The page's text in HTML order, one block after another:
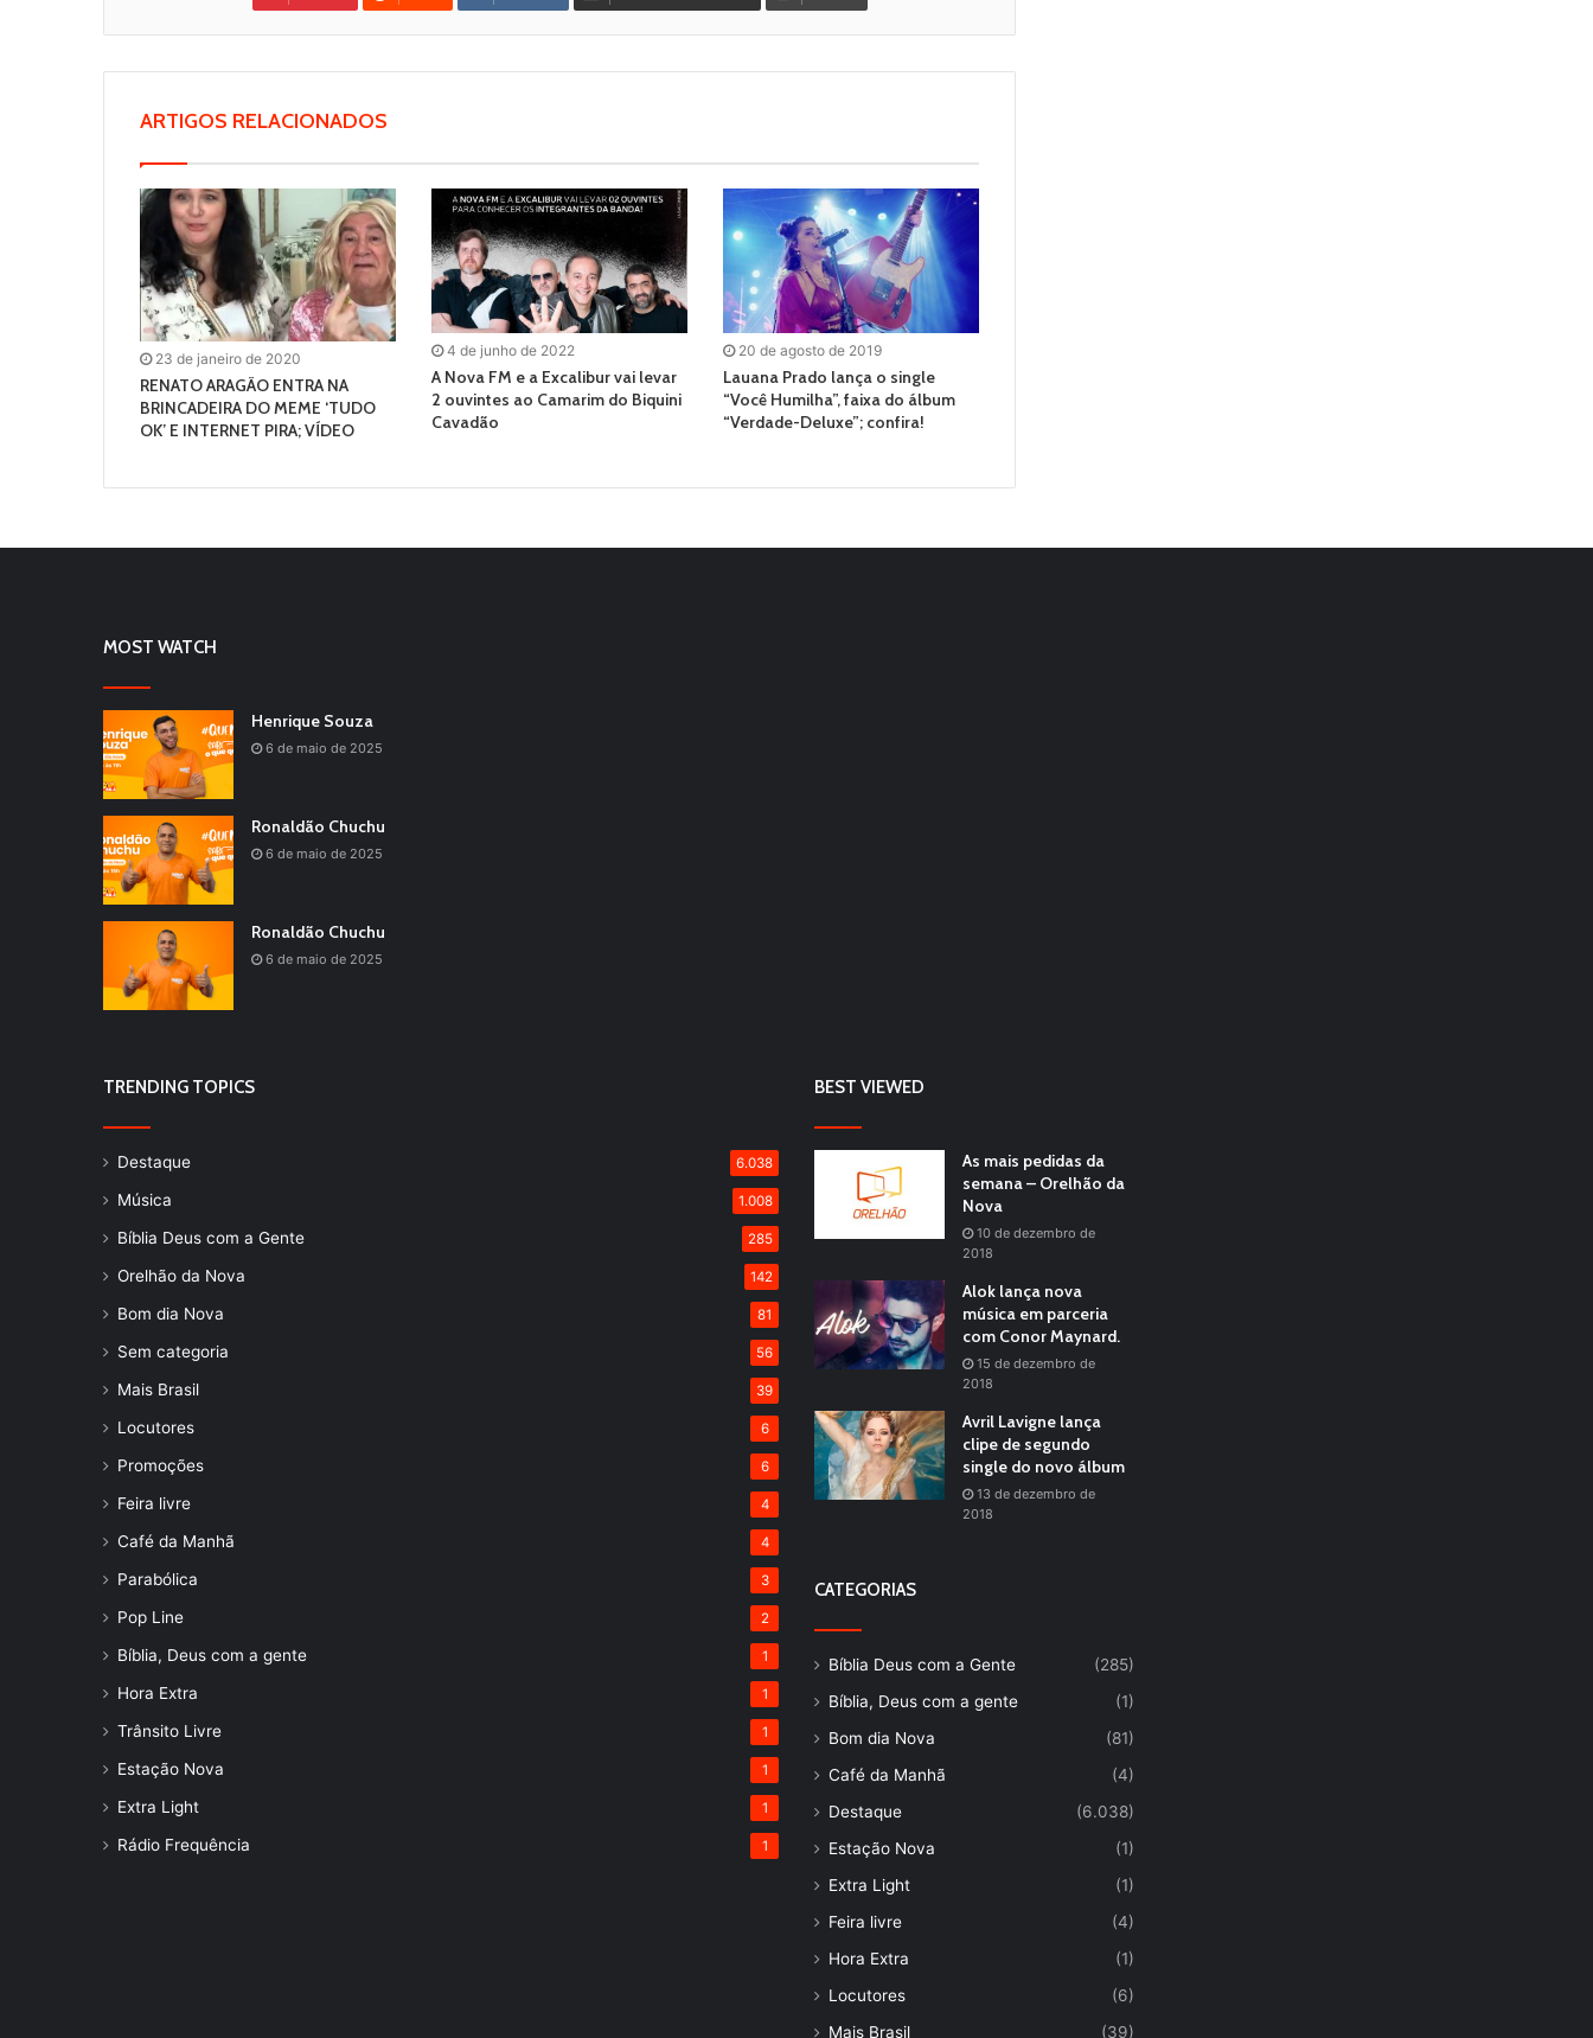
ARTIGOS RELACIONADOS
23 de janeiro de 2020
RENATO ARAGÃO ENTRA NA
BRINCADEIRA DO MEME ‘TUDO
OK’ E INTERNET PIRA; VÍDEO
4 de junho de 2022
A Nova FM e a Excalibur vai levar
2 ouvintes ao Camarim do Biquini
Cavadão
20 de agosto de 2019
Lauana Prado lança o single
“Você Humilha”, faixa do álbum
“Verdade-Deluxe”; confira!
MOST WATCH
Henrique Souza
6 de maio de 2025
Ronaldão Chuchu
6 de maio de 2025
Ronaldão Chuchu
6 de maio de 2025
TRENDING TOPICS
Destaque 6.038
Música 1.008
Bíblia Deus com a Gente 285
Orelhão da Nova 142
Bom dia Nova 81
Sem categoria 56
Mais Brasil 39
Locutores 6
Promoções 6
Feira livre 4
Café da Manhã 4
Parabólica 3
Pop Line 2
Bíblia, Deus com a gente 1
Hora Extra 1
Trânsito Livre 1
Estação Nova 1
Extra Light 1
Rádio Frequência 1
BEST VIEWED
As mais pedidas da
semana – Orelhão da
Nova
10 de dezembro de
2018
Alok lança nova
música em parceria
com Conor Maynard.
15 de dezembro de
2018
Avril Lavigne lança
clipe de segundo
single do novo álbum
13 de dezembro de
2018
CATEGORIAS
Bíblia Deus com a Gente
(285)
Bíblia, Deus com a gente
(1)
Bom dia Nova
(81)
Café da Manhã
(4)
Destaque
(6.038)
Estação Nova
(1)
Extra Light
(1)
Feira livre
(4)
Hora Extra
(1)
Locutores
(6)
Mais Brasil
(39)